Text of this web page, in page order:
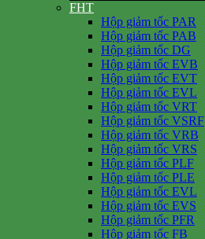
FHT
Hộp giảm tốc PAR
Hộp giảm tốc PAB
Hộp giảm tốc DG
Hộp giảm tốc EVB
Hộp giảm tốc EVT
Hộp giảm tốc EVL
Hộp giảm tốc VRT
Hộp giảm tốc VSRF
Hộp giảm tốc VRB
Hộp giảm tốc VRS
Hộp giảm tốc PLF
Hộp giảm tốc PLE
Hộp giảm tốc EVL
Hộp giảm tốc EVS
Hộp giảm tốc PFR
Hộp giảm tốc FB